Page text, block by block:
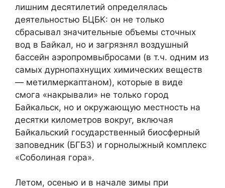
лишним десятилетий определялась
деятельностью БЦБК: он не только
сбрасывал значительные объемы сточных
вод в Байкал, но и загрязнял воздушный
бассейн аэропромвыбросами (в т.ч. одним из
самых дурнопахнущих химических веществ
— метилмеркаптаном), которые в виде
смога «накрывали» не только город
Байкальск, но и окружающую местность на
десятки километров вокруг, включая
Байкальский государственный биосферный
заповедник (БГБЗ) и горнолыжный комплекс
«Соболиная гора».
Летом, осенью и в начале зимы при